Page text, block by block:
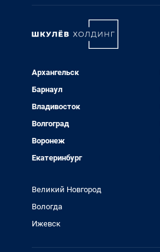
Архангельск
Барнаул
Владивосток
Волгоград
Воронеж
Екатеринбург
Великий Новгород
Вологда
Ижевск